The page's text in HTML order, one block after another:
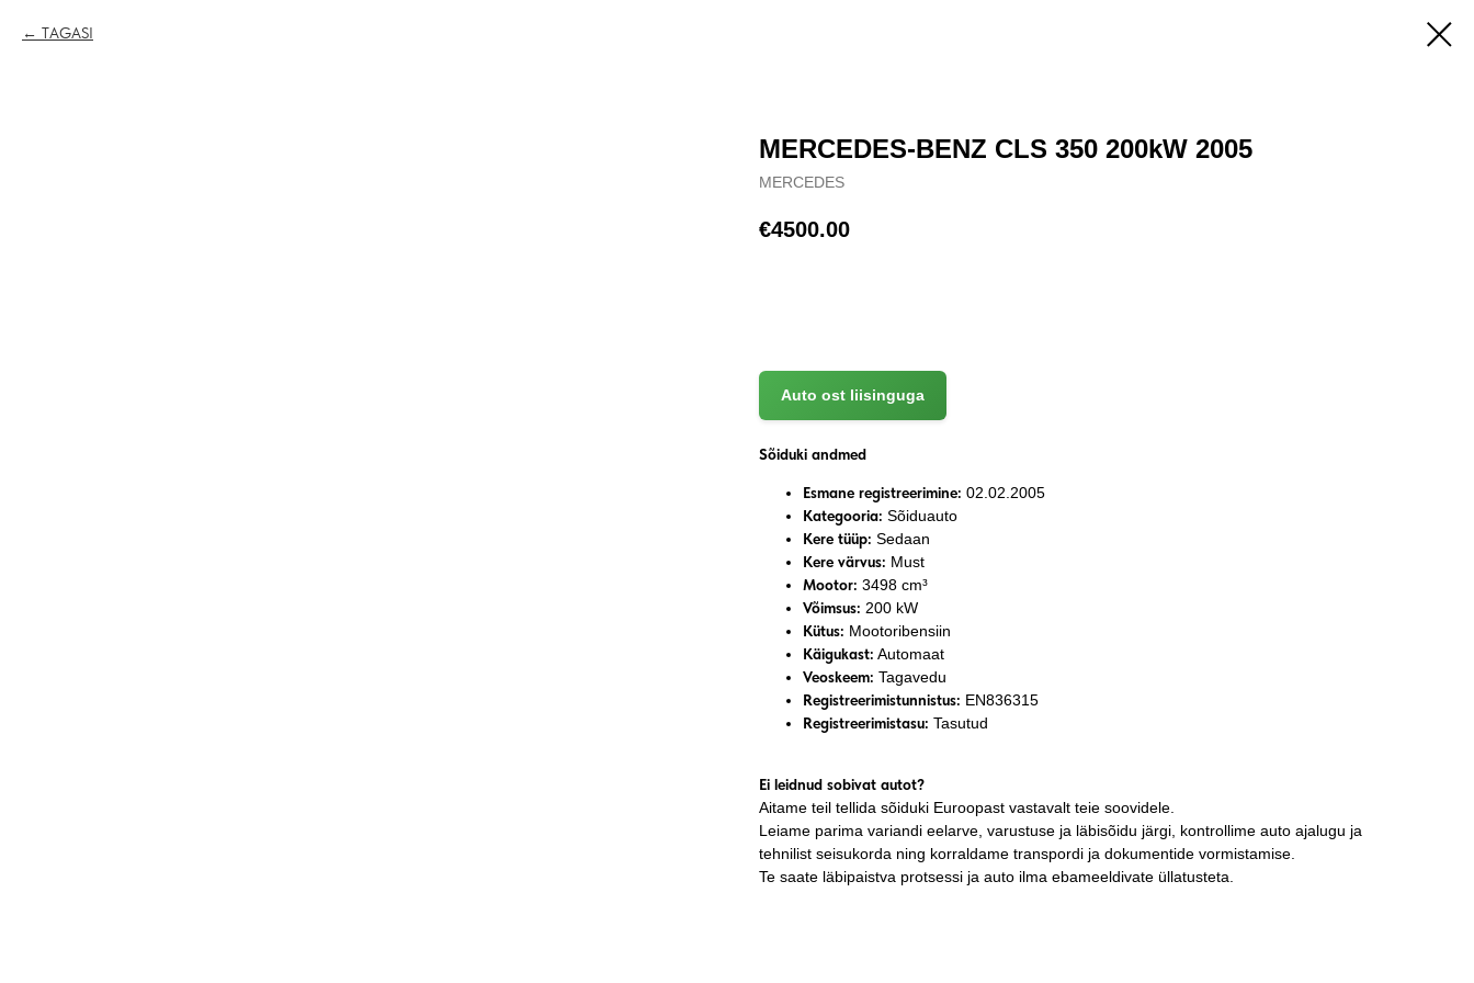
TAGASI
MERCEDES-BENZ CLS 350 200kW 2005
MERCEDES
€4500.00
Auto ost liisinguga
Sõiduki andmed
Esmane registreerimine: 02.02.2005
Kategooria: Sõiduauto
Kere tüüp: Sedaan
Kere värvus: Must
Mootor: 3498 cm³
Võimsus: 200 kW
Kütus: Mootoribensiin
Käigukast: Automaat
Veoskeem: Tagavedu
Registreerimistunnistus: EN836315
Registreerimistasu: Tasutud
Ei leidnud sobivat autot?
Aitame teil tellida sõiduki Euroopast vastavalt teie soovidele.
Leiame parima variandi eelarve, varustuse ja läbisõidu järgi, kontrollime auto ajalugu ja
tehnilist seisukorda ning korraldame transpordi ja dokumentide vormistamise.
Te saate läbipaistva protsessi ja auto ilma ebameeldivate üllatusteta.